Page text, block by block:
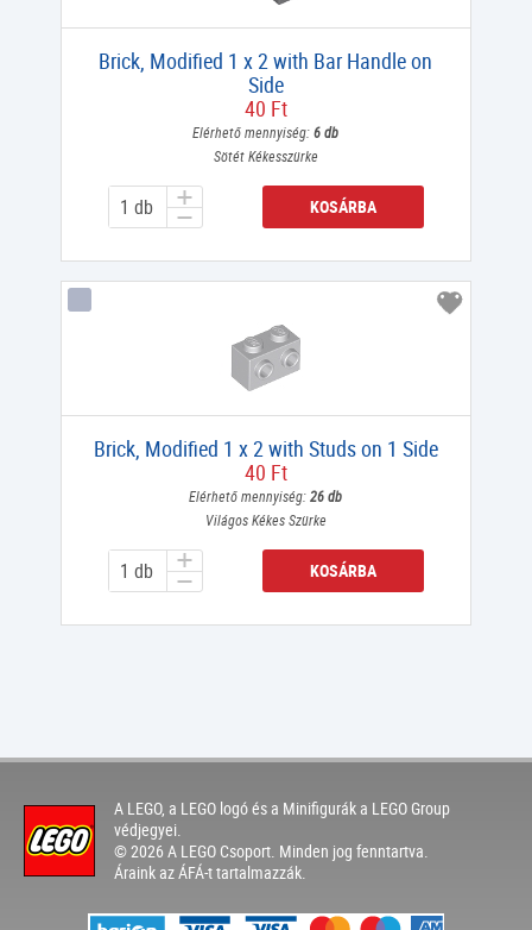
Brick, Modified 1 x 2 with Bar Handle on
Side
40 Ft
Elérhető mennyiség:6 db
Sötét Kékesszürke
KOSÁRBA
Brick, Modified 1 x 2 with Studs on 1 Side
40 Ft
Elérhető mennyiség:26 db
Világos Kékes Szürke
KOSÁRBA
A LEGO, a LEGO logó és a Minifigurák a LEGO Group
védjegyei.
© 2026 A LEGO Csoport. Minden jog fenntartva.
Áraink az ÁFÁ-t tartalmazzák.